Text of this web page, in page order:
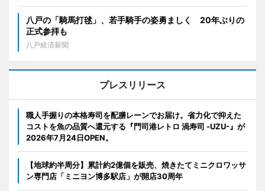
八戸の「騎馬打毬」、若手騎手の姿勇ましく 20年ぶりの
正式参拝も
八戸経済新聞
プレスリリース
職人手握りの本格寿司を配膳レーンでお届け。省力化で抑えた
コストを魚の品質へ還元する『門司港レトロ 渦寿司 -UZU-』が
2026年7月24日OPEN。
【地球約半周分】累計約2億個を販売、焼きたてミニクロワッサ
ン専門店「ミニヨン博多駅店」が開店30周年